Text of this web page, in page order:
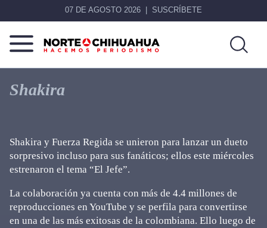
07 DE AGOSTO 2026 SUSCRÍBETE
Norte
De
Chihuahua
Más
que
noticias,
Shakira
Shakira y Fuerza Regida se unieron para lanzar un dueto
sorpresivo incluso para sus fanáticos; ellos este miércoles
estrenaron el tema “El Jefe”.
La colaboración ya cuenta con más de 4.4 millones de
reproducciones en YouTube y se perfila para convertirse
en una de las más exitosas de la colombiana. Ello luego de